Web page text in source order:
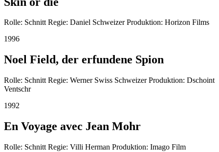
Rolle: Schnitt Regie: Daniel Schweizer Produktion: Horizon Films
1996
Noel Field, der erfundene Spion
Rolle: Schnitt Regie: Werner Swiss Schweizer Produktion: Dschoint
Ventschr
1992
En Voyage avec Jean Mohr
Rolle: Schnitt Regie: Villi Herman Produktion: Imago Film